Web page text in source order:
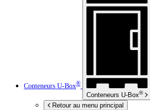
Conteneurs U-Box®
Conteneurs U-Box®
Retour au menu principal